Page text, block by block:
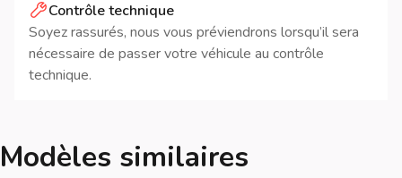
Modèles similaires
Contrôle technique
Soyez rassurés, nous vous préviendrons lorsqu’il sera
nécessaire de passer votre véhicule au contrôle
technique.